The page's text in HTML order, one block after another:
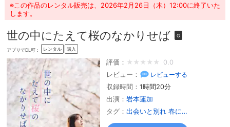
予告編
※この作品のレンタル販売は、2026年2月26日（木）12:00に終了いた
します。
世の中にたえて桜のなかりせば G
アプリでDL可： レンタル 購入
評価：
0.0
レビュー：
レビューする
収録時間：1時間20分
出演：岩本蓮加
タグ：出会いと別れ 春に観たい作品